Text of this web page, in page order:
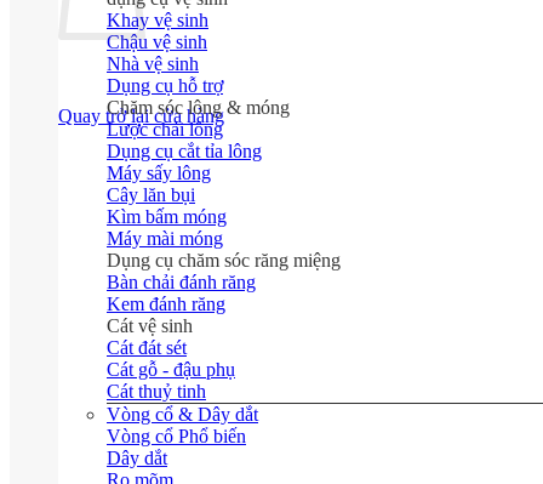
Quay trở lại cửa hàng
Khay vệ sinh
Chậu vệ sinh
Nhà vệ sinh
Dụng cụ hỗ trợ
Chăm sóc lông & móng
Lược chải lông
Dụng cụ cắt tỉa lông
Máy sấy lông
Cây lăn bụi
Kìm bấm móng
Máy mài móng
Dụng cụ chăm sóc răng miệng
Bàn chải đánh răng
Kem đánh răng
Cát vệ sinh
Cát đát sét
Cát gỗ - đậu phụ
Cát thuỷ tinh
Vòng cổ & Dây dắt
Vòng cổ
Dây dắt
Rọ mõm